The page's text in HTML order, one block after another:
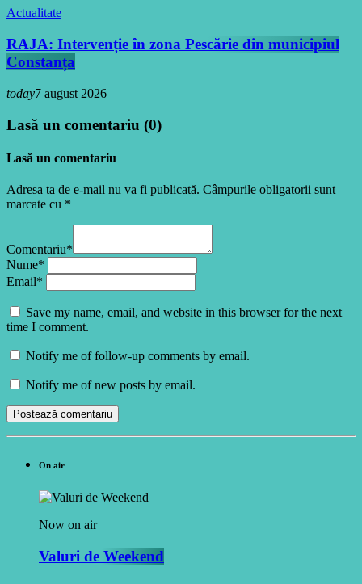
Actualitate
RAJA: Intervenție în zona Pescărie din municipiul
Constanța
today7 august 2026
Lasă un comentariu (0)
Lasă un comentariu
Adresa ta de e-mail nu va fi publicată. Câmpurile obligatorii sunt
marcate cu *
Comentariu*
Nume*
Email*
Save my name, email, and website in this browser for the next
time I comment.
Notify me of follow-up comments by email.
Notify me of new posts by email.
On air
Now on air
Valuri de Weekend